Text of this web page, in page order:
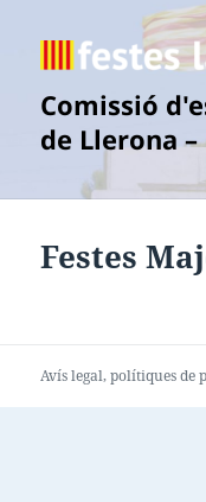
Comissió
de Llerona
Festes
Avís legal, polítiques de